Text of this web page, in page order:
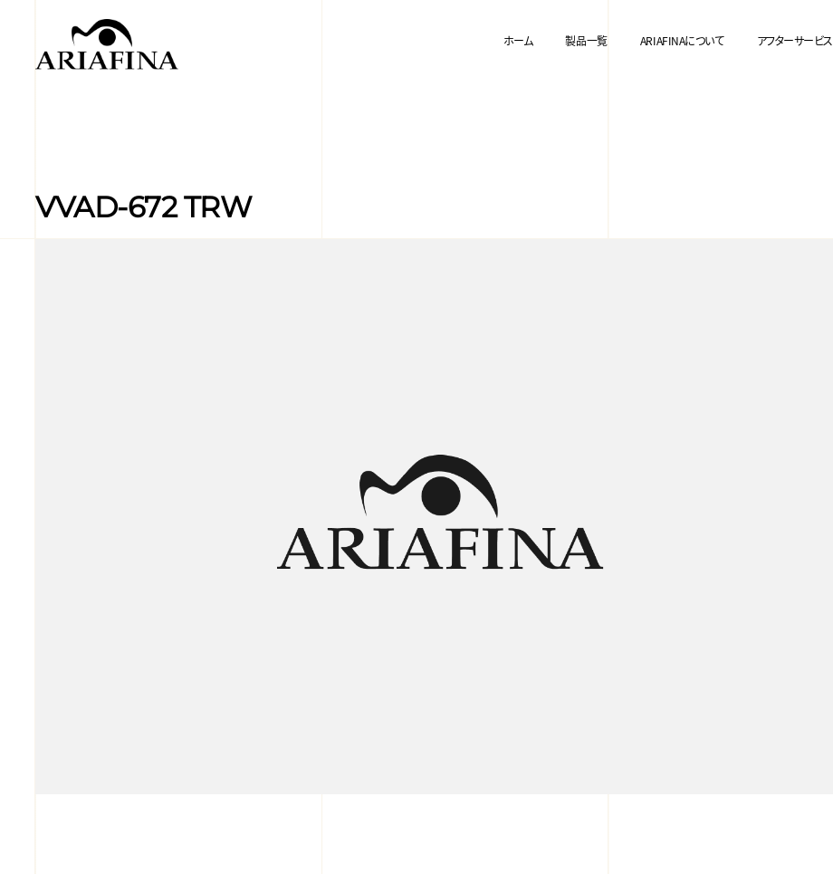
ホーム 製品一覧 ARIAFINAについて アフターサービス
VVAD-672 TRW